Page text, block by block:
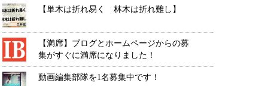
【単木は折れ易く 林木は折れ難し】
【満席】ブログとホームページからの募
集がすぐに満席になりました！
動画編集部隊を1名募集中です！